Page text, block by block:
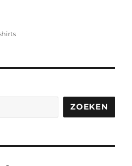
ZOEKEN